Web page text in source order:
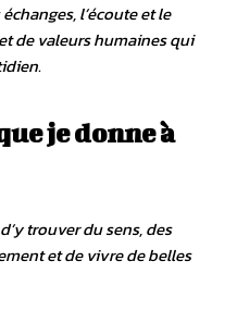
l’écoute et le
de valeurs humaines qui
je donne à
trouver du sens, des
et de vivre de belles